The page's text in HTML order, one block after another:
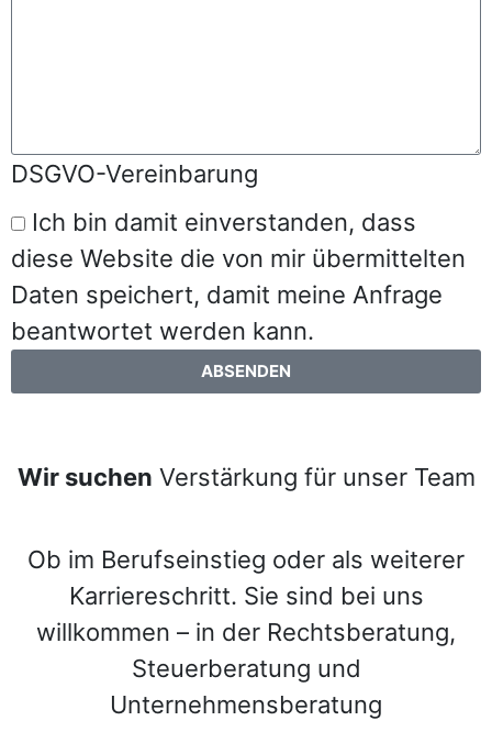
DSGVO-Vereinbarung
Ich bin damit einverstanden, dass
diese Website die von mir übermittelten
Daten speichert, damit meine Anfrage
beantwortet werden kann.
ABSENDEN
Wir suchen Verstärkung für unser Team
Ob im Berufseinstieg oder als weiterer
Karriereschritt. Sie sind bei uns
willkommen – in der Rechtsberatung,
Steuerberatung und
Unternehmensberatung